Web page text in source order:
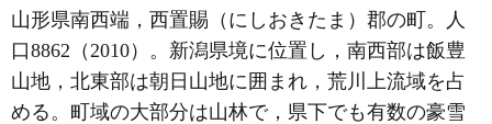
山形県南西端，西置賜（にしおきたま）郡の町。人
口8862（2010）。新潟県境に位置し，南西部は飯豊
山地，北東部は朝日山地に囲まれ，荒川上流域を占
める。町域の大部分は山林で，県下でも有数の豪雪